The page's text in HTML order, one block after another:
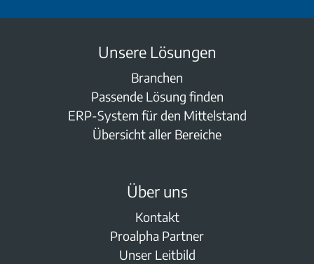
Unsere Lösungen
Branchen
Passende Lösung finden
ERP-System für den Mittelstand
Übersicht aller Bereiche
Über uns
Kontakt
Proalpha Partner
Unser Leitbild